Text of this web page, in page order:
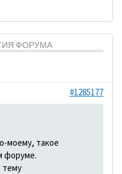
ФОРУМА
#1285177
такое
форуме.
тему